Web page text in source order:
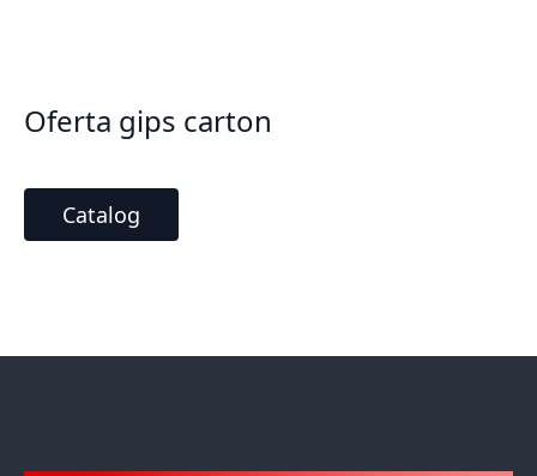
Oferta gips carton
Catalog